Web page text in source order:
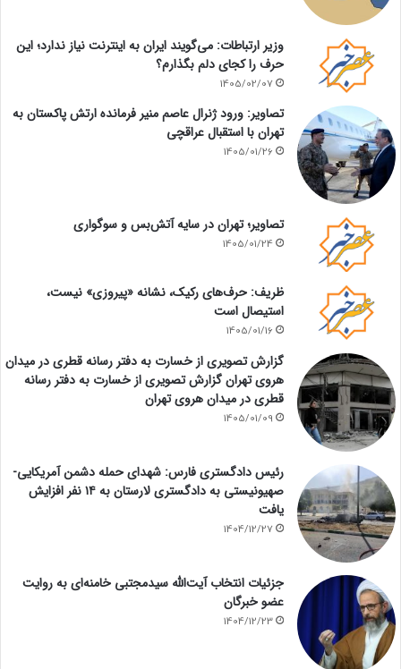
وزیر ارتباطات: می‌گویند ایران به اینترنت نیاز ندارد؛ این
حرف را کجای دلم بگذارم؟
1405/02/07
تصاویر: ورود ژنرال عاصم منیر فرمانده ارتش پاکستان به
تهران با استقبال عراقچی
1405/01/26
تصاویر؛ تهران در سایه آتش‌بس و سوگواری
1405/01/24
ظریف: حرف‌های رکیک، نشانه «پیروزی» نیست،
استیصال است
1405/01/16
گزارش تصویری از خسارت به دفتر رسانه قطری در میدان
هروی تهران گزارش تصویری از خسارت به دفتر رسانه
قطری در میدان هروی تهران
1405/01/09
رئیس دادگستری فارس: شهدای حمله دشمن آمریکایی-
صهیونیستی به دادگستری لارستان به ۱۴ نفر افزایش
یافت
1404/12/27
جزئیات انتخاب آیت‌الله سیدمجتبی خامنه‌ای به روایت
عضو خبرگان
1404/12/23